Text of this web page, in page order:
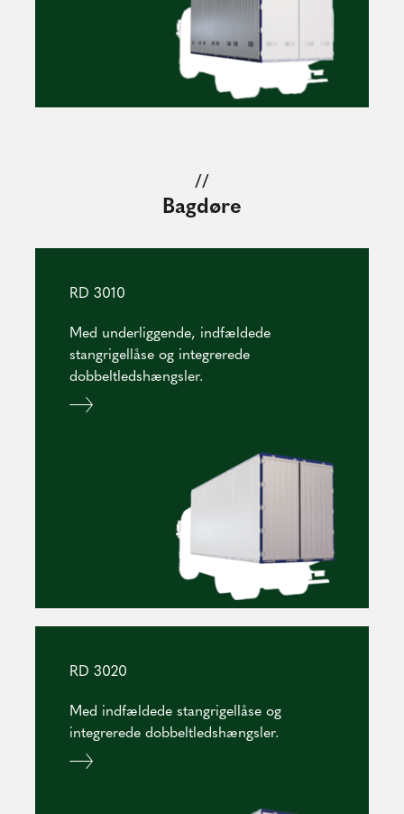
//
Bagdøre
RD 3010
Med underliggende, indfældede
stangrigellåse og integrerede
dobbeltledshængsler.
RD 3020
Med indfældede stangrigellåse og
integrerede dobbeltledshængsler.